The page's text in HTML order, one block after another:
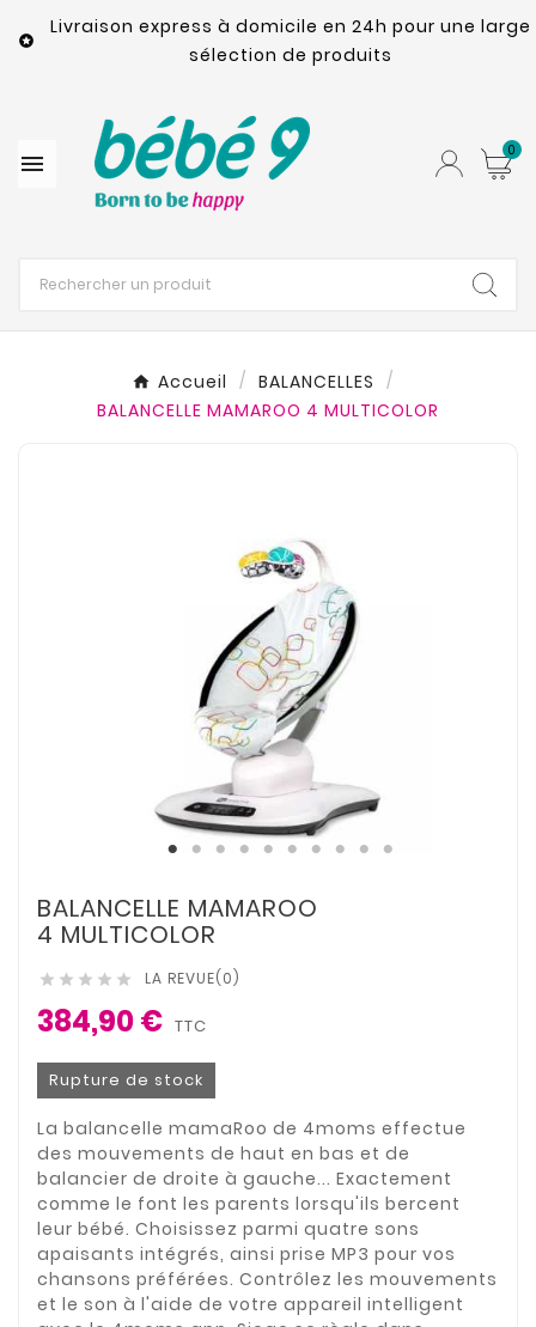

Livraison express à domicile en 24h pour une large
sélection de produits
 0
Accueil
BALANCELLES
BALANCELLE MAMAROO 4 MULTICOLOR
BALANCELLE MAMAROO
4 MULTICOLOR
     LA REVUE(0)
384,90 € TTC
Rupture de stock
La balancelle mamaRoo de 4moms effectue
des mouvements de haut en bas et de
balancier de droite à gauche... Exactement
comme le font les parents lorsqu'ils bercent
leur bébé. Choisissez parmi quatre sons
apaisants intégrés, ainsi prise MP3 pour vos
chansons préférées. Contrôlez les mouvements
et le son à l'aide de votre appareil intelligent